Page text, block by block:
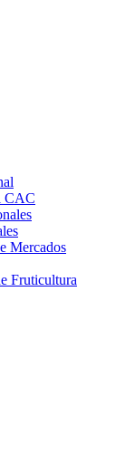
CAC
Mercados
Fruticultura